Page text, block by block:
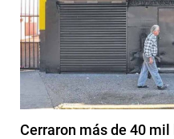
Cerraron más de 40